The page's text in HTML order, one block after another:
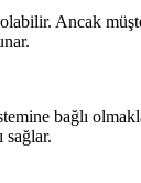
Ancak
bağlı
sağlar.